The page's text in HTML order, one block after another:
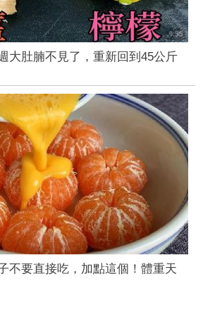
大肚腩不見了，重新回到45公斤
不要直接吃，加點這個！體重天